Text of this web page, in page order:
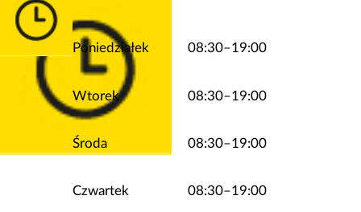
Poniedziałek 08:30–19:00
Wtorek 08:30–19:00
Środa 08:30–19:00
Czwartek 08:30–19:00